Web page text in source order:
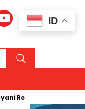
USD 66–94
ID